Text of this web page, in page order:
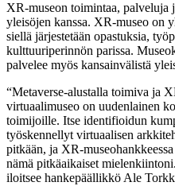
XR-museon toimintaa, palveluja
yleisöjen kanssa. XR-museo on
siellä järjestetään opastuksia,
kulttuuriperinnön parissa.
palvelee myös kansainvälistä
“Metaverse-alustalla toimiva ja
virtuaalimuseo on uudenlainen
toimijoille. Itse identifioidun
työskennellyt virtuaalisen
pitkään, ja XR-
nämä pitkäaikaiset
iloitsee hankepäällikkö Ale